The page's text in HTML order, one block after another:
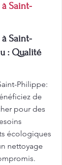
Saint-
Saint-
: Qualité
Philippe:
de
pour des
écologiques
nettoyage